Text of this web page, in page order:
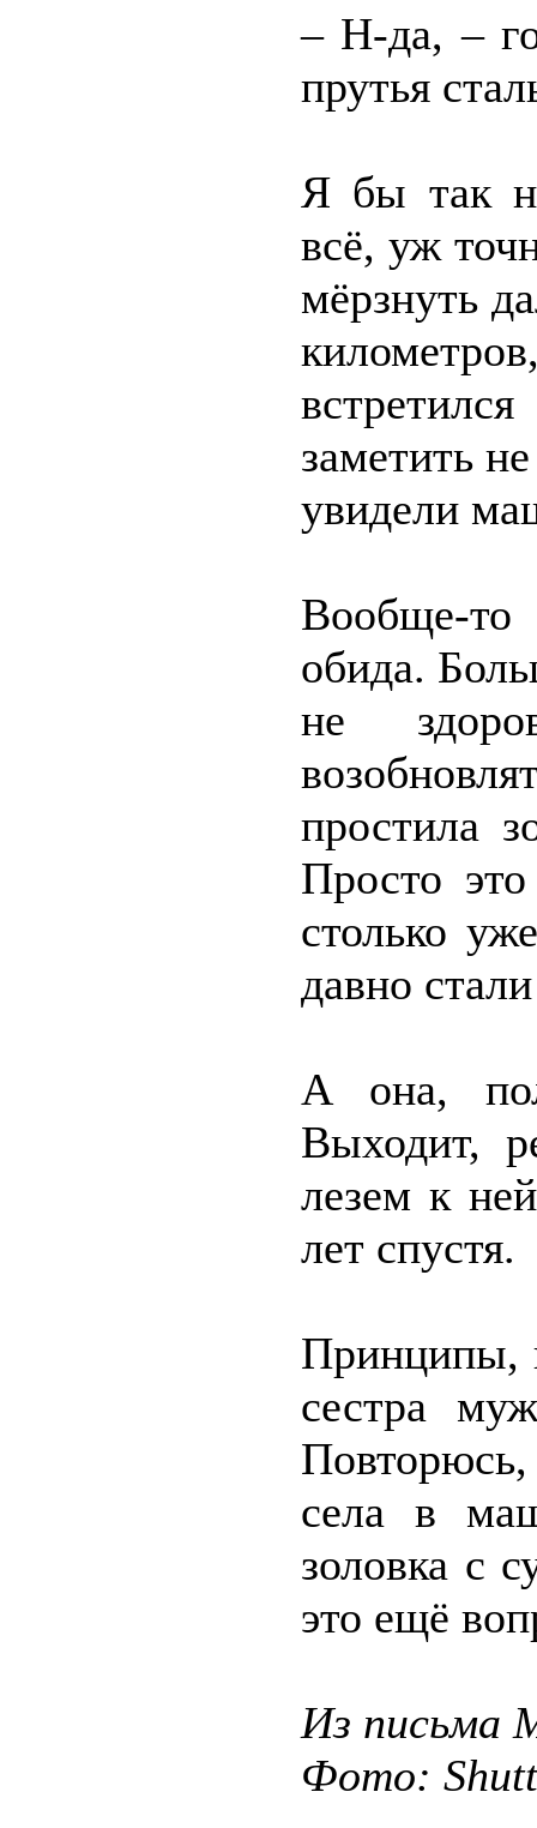
– Н-да, –
прутья
Я бы так
всё, уж
мёрзнуть
заметить
увидели
Вообще-
обида.
не
простила
Просто
столько
давно
А она,
Выходит,
лезем к
лет спустя.
Принципы,
сестра
села в
золовка с
это ещё
Из письма
Фото: